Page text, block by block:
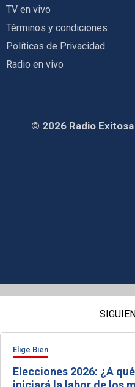
TV en vivo
Términos y condiciones
Políticas de Privacidad
Radio en vivo
© 2026 Radio
Elige Bien
Elecciones 2026: ¿A